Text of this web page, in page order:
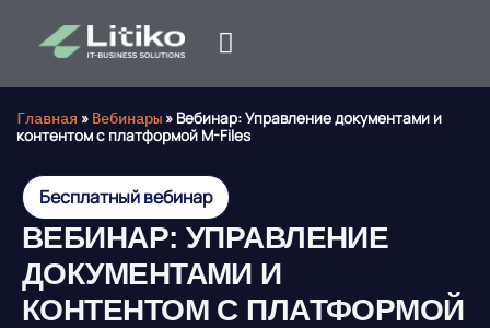
Главная » Вебинары » Вебинар: Управление документами и
контентом с платформой M-Files
Бесплатный вебинар
ВЕБИНАР: УПРАВЛЕНИЕ
ДОКУМЕНТАМИ И
КОНТЕНТОМ С ПЛАТФОРМОЙ